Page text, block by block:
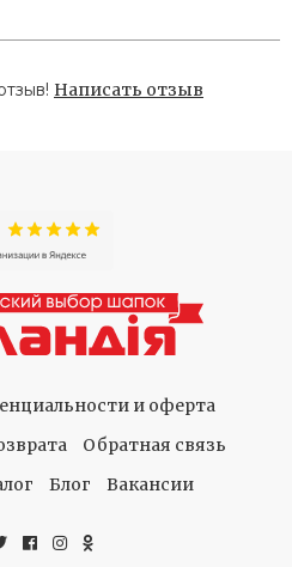
Написать отзыв
и оферта
Обратная связь
Блог Вакансии